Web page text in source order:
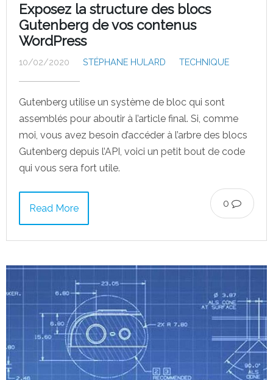
Exposez la structure des blocs
Gutenberg de vos contenus
WordPress
10/02/2020 STÉPHANE HULARD TECHNIQUE
Gutenberg utilise un système de bloc qui sont
assemblés pour aboutir à l’article final. Si, comme
moi, vous avez besoin d’accéder à l’arbre des blocs
Gutenberg depuis l’API, voici un petit bout de code
qui vous sera fort utile.
0
Read More